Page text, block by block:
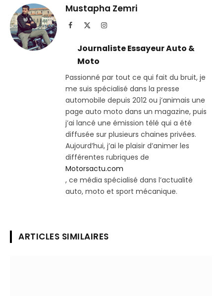
Telegram
Mustapha Zemri
Facebook Instagram
Journaliste Essayeur Auto &
Moto
Passionné par tout ce qui fait du bruit, je
me suis spécialisé dans la presse
automobile depuis 2012 ou j’animais une
page auto moto dans un magazine, puis
j’ai lancé une émission télé qui a été
diffusée sur plusieurs chaines privées.
Aujourd’hui, j’ai le plaisir d’animer les
différentes rubriques de
Motorsactu.com
, ce média spécialisé dans l’actualité
auto, moto et sport mécanique.
ARTICLES SIMILAIRES